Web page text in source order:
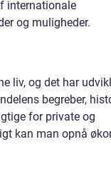
internationale
og muligheder.
liv, og det har
begreber,
for private og
kan man opnå